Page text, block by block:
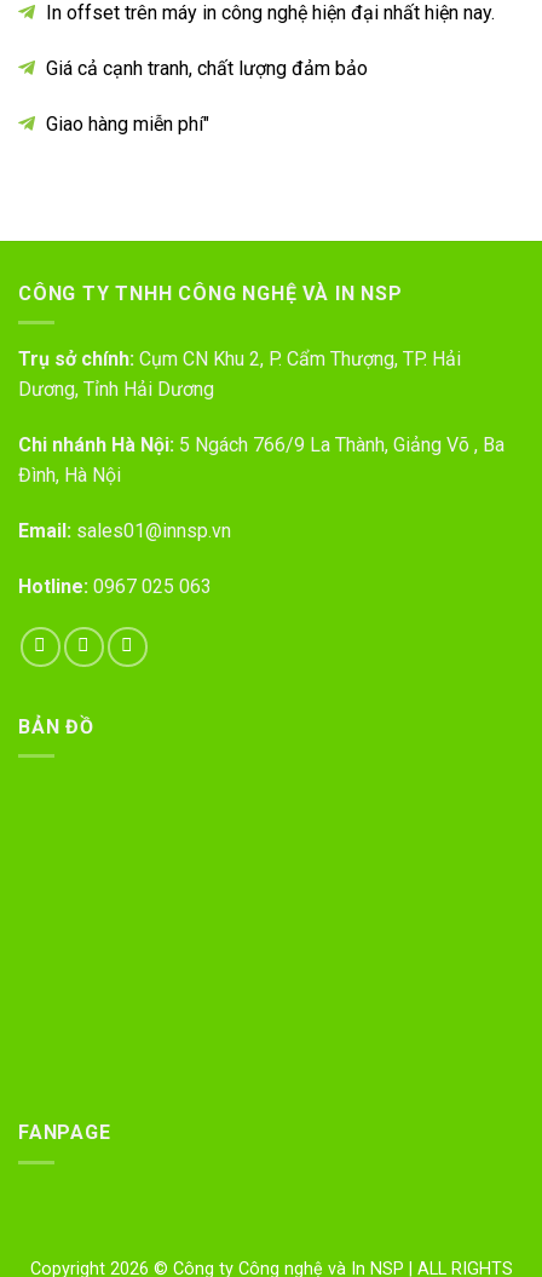
In offset trên máy in công nghệ hiện đại nhất hiện nay.
Giá cả cạnh tranh, chất lượng đảm bảo
Giao hàng miễn phí"
CÔNG TY TNHH CÔNG NGHỆ VÀ IN NSP
Trụ sở chính: Cụm CN Khu 2, P. Cẩm Thượng, TP. Hải
Dương, Tỉnh Hải Dương
Chi nhánh Hà Nội: 5 Ngách 766/9 La Thành, Giảng Võ , Ba
Đình, Hà Nội
Email: sales01@innsp.vn
Hotline: 0967 025 063
BẢN ĐỒ
FANPAGE
Copyright 2026 © Công ty Công nghệ và In NSP | ALL RIGHTS